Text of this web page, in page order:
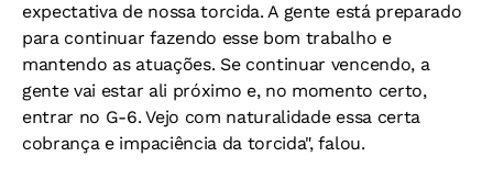
expectativa de nossa torcida. A gente está preparado
para continuar fazendo esse bom trabalho e
mantendo as atuações. Se continuar vencendo, a
gente vai estar ali próximo e, no momento certo,
entrar no G-6. Vejo com naturalidade essa certa
cobrança e impaciência da torcida", falou.